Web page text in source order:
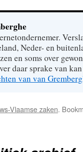
Neder- en
en soms over
daar sprake van
van van
Vlaamse zaken.